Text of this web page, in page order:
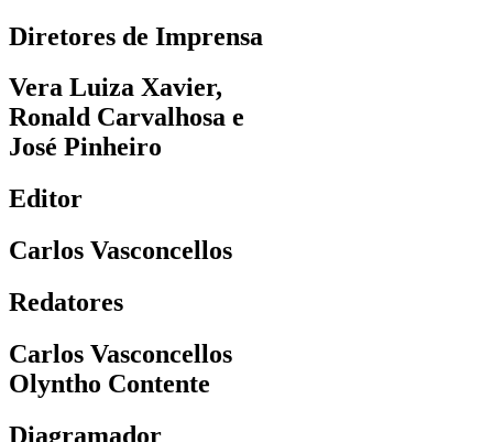
Diretores de Imprensa
Vera Luiza Xavier,
Ronald Carvalhosa e
José Pinheiro
Editor
Carlos Vasconcellos
Redatores
Carlos Vasconcellos
Olyntho Contente
Diagramador